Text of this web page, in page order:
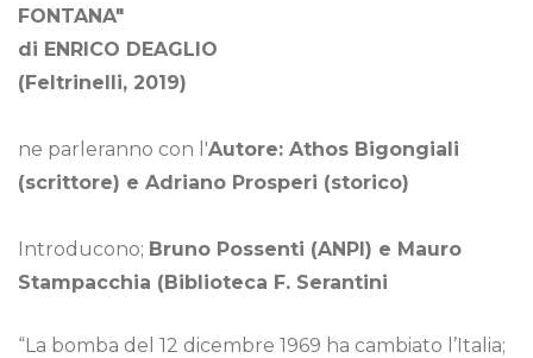
FONTANA"
di ENRICO DEAGLIO
(Feltrinelli, 2019)
ne parleranno con l'Autore: Athos Bigongiali
(scrittore) e Adriano Prosperi (storico)
Introducono; Bruno Possenti (ANPI) e Mauro
Stampacchia (Biblioteca F. Serantini
“La bomba del 12 dicembre 1969 ha cambiato l’Italia;